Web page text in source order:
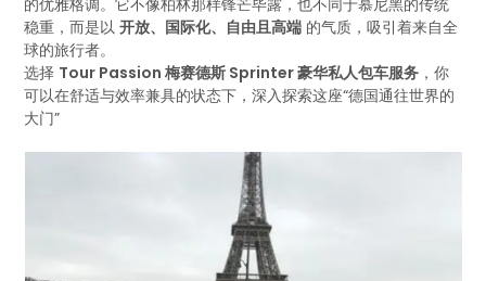
的优雅格调。它不像柏林那样锋芒毕露，也不同于慕尼黑的传统
稳重，而是以开放、国际化、自由且高端 的气质，吸引着来自全
球的旅行者。
选择 Tour Passion 梅赛德斯 Sprinter 豪华私人包车服务 ，你
可以在舒适与效率兼具的状态下，深入探索这座“德国通往世界的
大门”